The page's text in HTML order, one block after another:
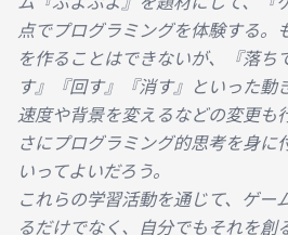
点でプログラミングを体験する。
を作ることはできないが、『落ち
す』『回す』『消す』といった動
速度や背景を変えるなどの変更も
さにプログラミング的思考を身に
いってよいだろう。
これらの学習活動を通じて、ゲー
るだけでなく、自分でもそれを創